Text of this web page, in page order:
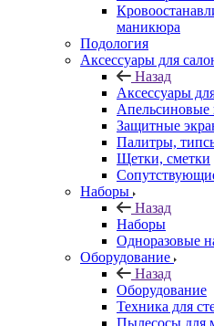
маникюра
Подология
Аксессуары для
Назад
Аксессуары
Апельсиновые
Защитные
Палитры,
Щетки, сметки
Наборы
Назад
Наборы
Одноразовые
Оборудование
Назад
Оборудование
Техника для
Пылесосы для